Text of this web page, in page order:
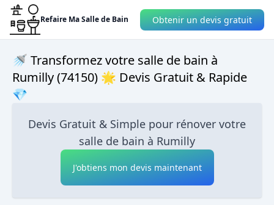
Refaire Ma Salle de Bain Obtenir un devis gratuit
🚿 Transformez votre salle de bain à
Rumilly (74150) 🌟 Devis Gratuit & Rapide
💎
Devis Gratuit & Simple pour rénover votre
salle de bain à Rumilly
J'obtiens mon devis maintenant